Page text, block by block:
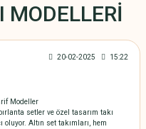
MODELLERİ
20-02-2025 15:22
Modeller
setler ve özel tasarım takı
oluyor. Altın set takımları, hem